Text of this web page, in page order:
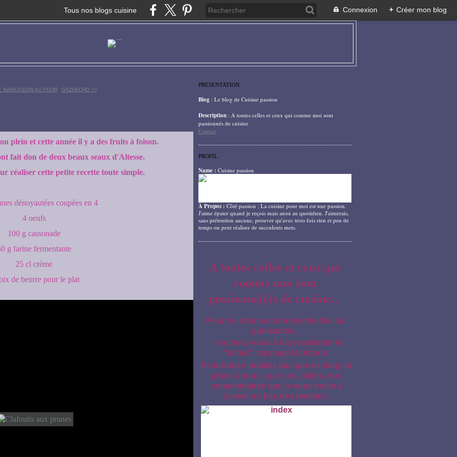
Tous nos blogs cuisine Connexion + Créer mon blog
MARCASSIN AU FOUR GAZPACHO >>
plein et cette année il y a des fruits à foison.
fait don de deux beaux seaux d'Altesse.
réaliser cette petite recette toute simple.
dénoyautées coupées en 4
4 oeufs
100 g cassonade
g farine fermentante
25 cl crème
de beurre pour le plat
PRÉSENTATION
Blog : Le blog de Cuisine passion
Description : A toutes celles et ceux qui comme moi sont
passionnés de cuisine
Contact
PROFIL
Name : Cuisine passion
À Propos : Côté passion : La cuisine pour moi est une passion.
J'aime épater quand je reçois mais aussi au quotidien. J'aimerais,
sans prétention aucune, prouver qu'avec trois fois rien et peu de
temps on peut réaliser de succulents mets.
A toutes celles et ceux qui
comme moi sont
passionné(e)s de cuisine...
Pour ne rater aucune recette dès sa
publication,
inscrivez-vous à ma newsletter et
"aimez" ma page facebook.
Et surtout n'oubliez pas que ce blog vit
grâce à vous : par vos visites, vos
commentaires que je vous invite à
laisser au bas des recettes.